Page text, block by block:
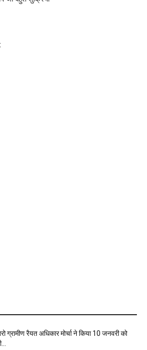
ग्रामीण रैयत अधिकार मोर्चा ने किया 10 जनवरी को